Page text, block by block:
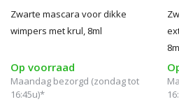
Zwarte mascara voor dikke
wimpers met krul, 8ml
Op voorraad
Maandag bezorgd (zondag tot
16:45u)*